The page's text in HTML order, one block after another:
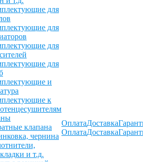
для
для
для
для
и
к
клапана
чернина
и т.д.
Оплата
Оплата
Доставка
Доставка